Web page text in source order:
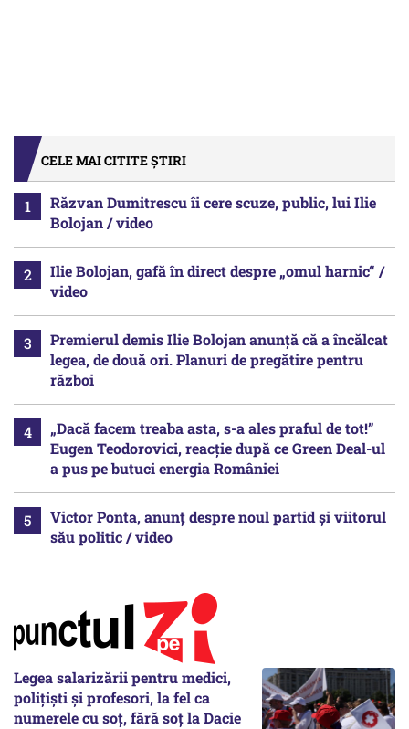
CELE MAI CITITE ȘTIRI
Răzvan Dumitrescu îi cere scuze, public, lui Ilie
Bolojan / video
Ilie Bolojan, gafă în direct despre „omul harnic“ /
video
Premierul demis Ilie Bolojan anunță că a încălcat
legea, de două ori. Planuri de pregătire pentru
război
„Dacă facem treaba asta, s-a ales praful de tot!”
Eugen Teodorovici, reacție după ce Green Deal-ul
a pus pe butuci energia României
Victor Ponta, anunț despre noul partid și viitorul
său politic / video
Legea salarizării pentru medici,
polițiști și profesori, la fel ca
numerele cu soț, fără soț la Dacie